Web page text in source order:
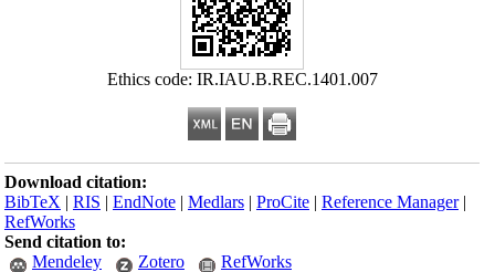
Ethics code: IR.IAU.B.REC.1401.007
Download citation:
BibTeX |RIS |EndNote |Medlars |ProCite |Reference Manager
RefWorks
Send citation to:
Mendeley
Zotero RefWorks